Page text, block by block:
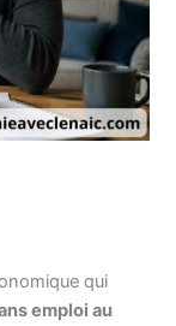
qui
emploi au